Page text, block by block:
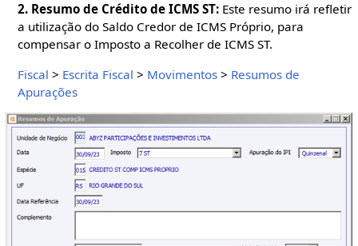
2. Resumo de Crédito de ICMS ST: Este resumo irá refletir
a utilização do Saldo Credor de ICMS Próprio, para
compensar o Imposto a Recolher de ICMS ST.
Fiscal > Escrita Fiscal > Movimentos > Resumos de
Apurações